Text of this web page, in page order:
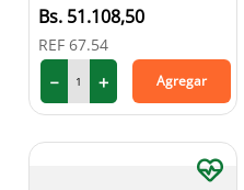
51.108,50
REF 67.54
＋
－ Agregar